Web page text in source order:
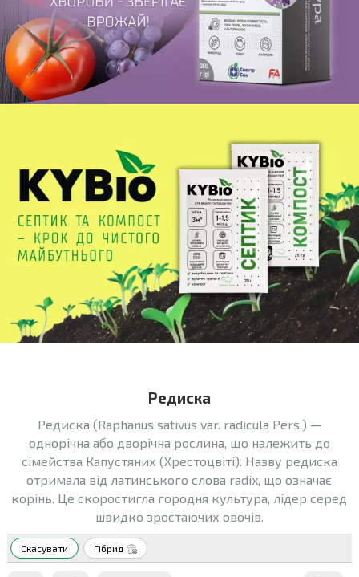
Редиска
Редиска (Raphanus sativus var. radicula Pers.) —
однорічна або дворічна рослина, що належить до
сімейства Капустяних (Хрестоцвіті). Назву редиска
отримала від латинського слова radix, що означає
корінь. Це скоростигла городня культура, лідер серед
швидко зростаючих овочів.
Скасувати Гібрид